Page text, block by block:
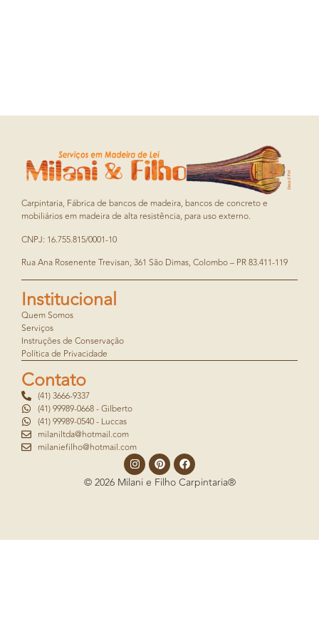
Carpintaria, Fábrica de bancos de madeira, bancos de concreto e
mobiliários em madeira de alta resistência, para uso externo.
CNPJ: 16.755.815/0001-10
Rua Ana Rosenente Trevisan, 361 São Dimas, Colombo – PR 83.411-119
Institucional
Quem Somos
Serviços
Instruções de Conservação
Política de Privacidade
Contato
(41) 3666-9337
(41) 99989-0668 - Gilberto
(41) 99989-0540 - Luccas
milaniltda@hotmail.com
milaniefilho@hotmail.com
© 2026 Milani e Filho Carpintaria®